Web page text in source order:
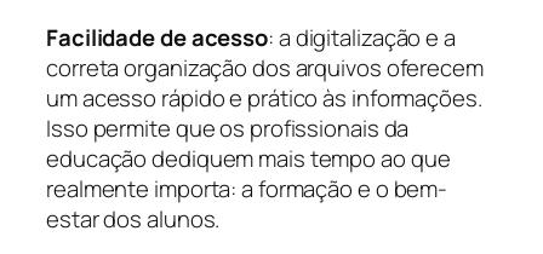
Facilidade de acesso: a digitalização e a
correta organização dos arquivos oferecem
um acesso rápido e prático às informações.
Isso permite que os profissionais da
educação dediquem mais tempo ao que
realmente importa: a formação e o bem-
estar dos alunos.